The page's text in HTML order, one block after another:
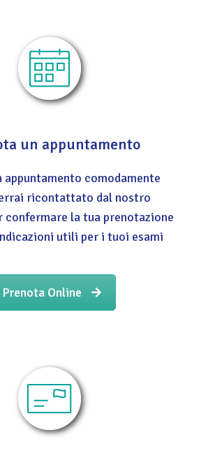
un appuntamento
appuntamento comodamente
ricontattato dal nostro
confermare la tua prenotazione
utili per i tuoi esami
Prenota Online